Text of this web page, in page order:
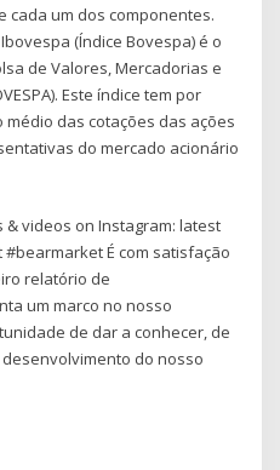
cada um dos componentes.
(Índice Bovespa) é o
de Valores, Mercadorias e
Este índice tem por
das cotações das ações
do mercado acionário
videos on Instagram: latest
É com satisfação
relatório de
um marco no nosso
de dar a conhecer, de
do nosso